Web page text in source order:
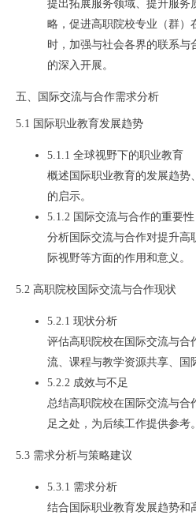
提出拓展服务领域、提升服务
略，促进高职院校专业（群）
时，加强与社会各界的联系
的深入开展。
五、国际交流与合作需求分析
5.1 国际职业教育发展趋势
5.1.1 全球视野下的职业教育
概述国际职业教育的发展趋势
的启示。
5.1.2 国际交流与合作的重要性
分析国际交流与合作对提升高
际视野等方面的作用和意义。
5.2 高职院校国际交流与合作现状
5.2.1 现状分析
评估高职院校在国际交流与合
流、课程与教学资源共享、国
5.2.2 成效与不足
总结高职院校在国际交流与合
足之处，为后续工作提供参考。
5.3 需求分析与策略建议
5.3.1 需求分析
结合国际职业教育发展趋势和